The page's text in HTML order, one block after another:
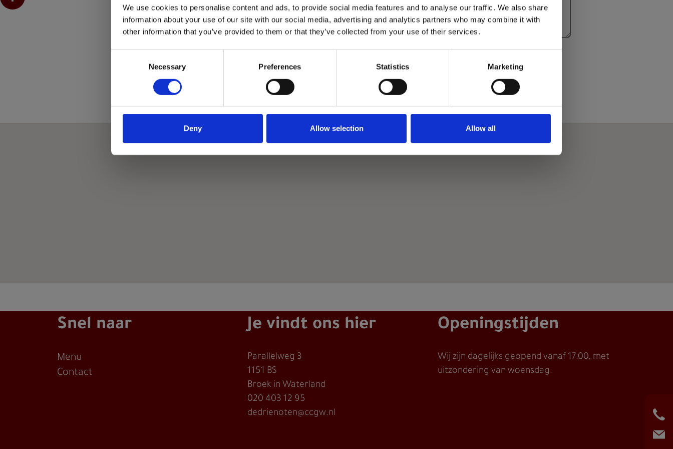
We use cookies to personalise content and ads, to provide social media features and to analyse our traffic. We also share
information about your use of our site with our social media, advertising and analytics partners who may combine it with
other information that you’ve provided to them or that they’ve collected from your use of their services.
Necessary Preferences Statistics Marketing
Deny Allow selection Allow all
Bericht*
Ik ga akkoord met deprivacyverklaring
Snel naar
Menu
Contact
Je vindt ons hier
Parallelweg 3
1151 BS
Broek in Waterland
020 403 12 95
dedrienoten@ccgw.nl
Openingstijden
Wij zijn dagelijks geopend vanaf 17:00, met
uitzondering van woensdag.
E-